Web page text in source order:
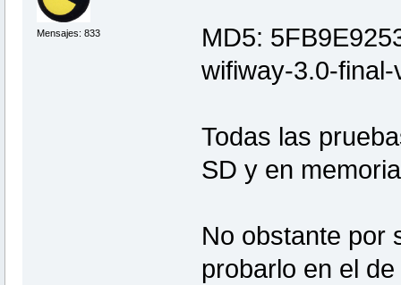
Mensajes: 833
MD5:
wifiway-3.0-final-
Todas las
SD y en
No obstante por
probarlo en el